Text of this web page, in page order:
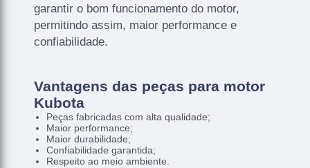
garantir o bom funcionamento do motor,
permitindo assim, maior performance e
confiabilidade.
Vantagens das peças para motor
Kubota
Peças fabricadas com alta qualidade;
Maior performance;
Maior durabilidade;
Confiabilidade garantida;
Respeito ao meio ambiente.